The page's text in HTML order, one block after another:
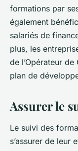
formations par
également
salariés de
plus, les
de l’Opérateur
plan de
Assurer le
Le suivi des
s’assurer de leur